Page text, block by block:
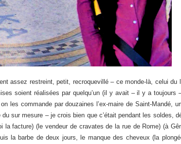
assez restreint, petit, recroquevillé – ce monde-là, celui du
soient réalisées par quelqu’un (il y avait – il y a toujours
les commande par douzaines l’ex-maire de Saint-Mandé,
sur mesure – je crois bien que c’était pendant les soldes,
la facture) (le vendeur de cravates de la rue de Rome) (à
la barbe de deux jours, le manque des cheveux (la